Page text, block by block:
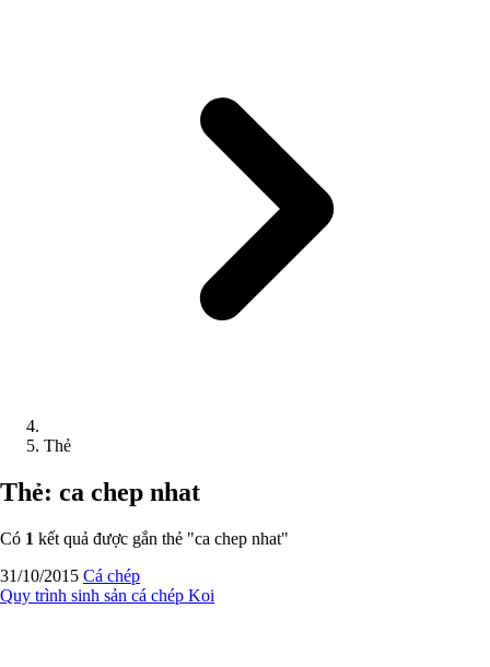
Thẻ
Thẻ: ca chep nhat
Có 1 kết quả được gắn thẻ "ca chep nhat"
31/10/2015 Cá chép
Quy trình sinh sản cá chép Koi